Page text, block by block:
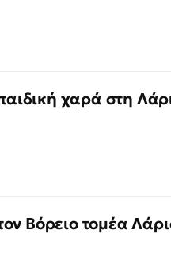
χαρά στη
Βόρειο τομέα